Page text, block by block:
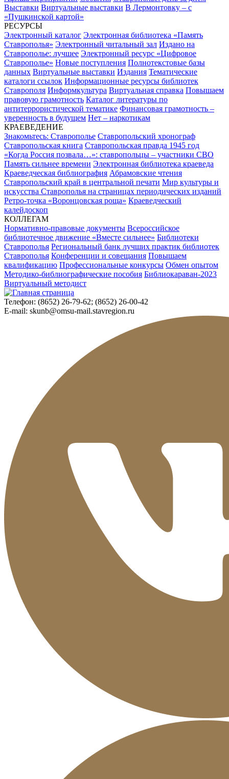
Выставки Виртуальные выставки В Лермонтовку – с
«Пушкинской картой»
РЕСУРСЫ
Электронный каталог Электронная библиотека «Память
Ставрополья» Электронный читальный зал Издано на
Ставрополье: лучшее Электронный ресурс «Цифровое
Ставрополье» Новые поступления Полнотекстовые базы
данных Виртуальные выставки Издания Тематические
каталоги ссылок Информационные ресурсы библиотек
Ставрополя Информкультура Виртуальная справка Повышаем
правовую грамотность Каталог литературы по
антитеррористической тематике Финансовая грамотность –
уверенность в будущем Нет – наркотикам
КРАЕВЕДЕНИЕ
Знакомьтесь: Ставрополье Ставропольский хронограф
Ставропольская книга Ставропольская правда 1945 год
«Когда Россия позвала…»: ставропольцы – участники СВО
Память сильнее времени Электронная библиотека краеведа
Краеведческая библиография Абрамовские чтения
Ставропольский край в центральной печати Мир культуры и
искусства Ставрополья на страницах периодических изданий
Ретро-точка «Воронцовская роща» Краеведческий
калейдоскоп
КОЛЛЕГАМ
Нормативно-правовые документы Всероссийское
библиотечное движение «Вместе сильнее» Библиотеки
Ставрополья Региональный банк лучших практик библиотек
Ставрополья Конференции и совещания Повышаем
квалификацию Профессиональные конкурсы Обмен опытом
Методико-библиографические пособия Библиокараван-2023
Виртуальный методист
Телефон: (8652) 26-79-62; (8652) 26-00-42
E-mail: skunb@omsu-mail.stavregion.ru